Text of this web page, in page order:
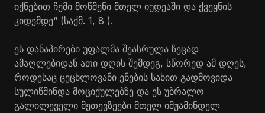
იქნებით ჩემი მოწმენი მთელ იუდეაში და ქვეყნის
კიდემდე“ (საქმ. 1, 8 ).
ეს დანაპირები უფალმა შეასრულა ზეცად
ამაღლებიდან ათი დღის შემდეგ, სწორედ ამ დღეს,
როდესაც ცეცხლოვანი ენების სახით გადმოვიდა
სულიწმინდა მოციქულებზე და ეს უბრალო
გალილეველი მეთევზეები მთელ იმჟამინდელ